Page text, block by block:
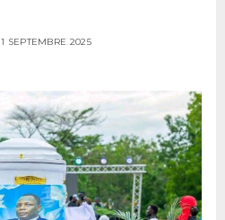
1 SEPTEMBRE 2025